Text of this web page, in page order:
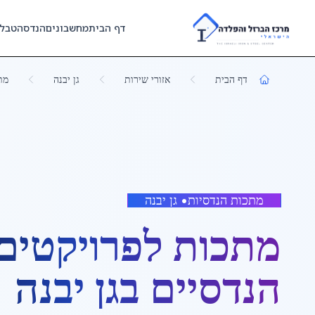
Skip to main content
דף הביתמחשבוניםהנדסה
דף הבית אזורי שירות גן יבנה
מתכות הנדסיות• גן יבנה
מתכות
הנדסיים בגן יבנה